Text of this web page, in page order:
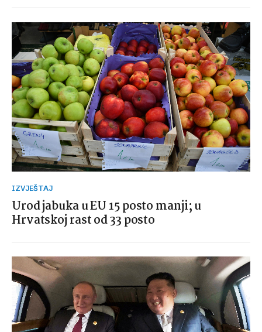
IZVJEŠTAJ
Urod jabuka u EU 15 posto manji; u
Hrvatskoj rast od 33 posto